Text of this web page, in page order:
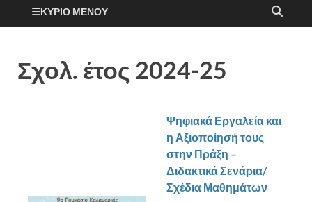
ΚΎΡΙΟ ΜΕΝΟΎ
Σχολ. έτος 2024-25
Ψηφιακά Εργαλεία και
η Αξιοποίησή τους
στην Πράξη –
Διδακτικά Σενάρια/
Σχέδια Μαθημάτων